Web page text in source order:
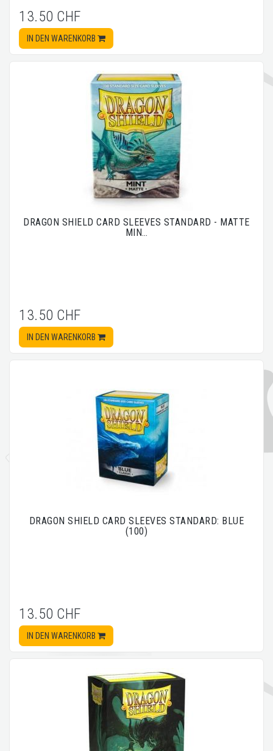
13.50 CHF
IN DEN WARENKORB
DRAGON SHIELD CARD SLEEVES STANDARD - MATTE
MIN…
13.50 CHF
IN DEN WARENKORB
DRAGON SHIELD CARD SLEEVES STANDARD: BLUE
(100)
13.50 CHF
IN DEN WARENKORB